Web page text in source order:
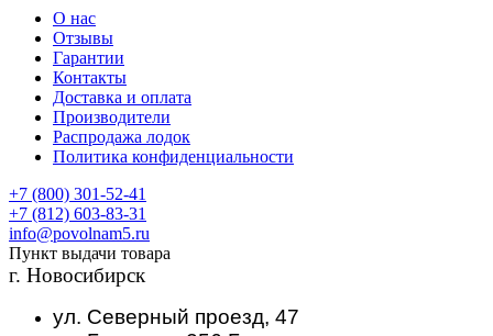
О нас
Отзывы
Гарантии
Контакты
Доставка и оплата
Производители
Распродажа лодок
Политика конфиденциальности
+7 (800) 301-52-41
+7 (812) 603-83-31
info@povolnam5.ru
Пункт выдачи товара
г. Новосибирск
ул. Северный проезд, 47